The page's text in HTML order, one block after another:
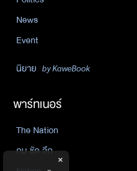
News
Event
นิยาย by KaweBook
พาร์ทเนอร์
The Nation
คม ชัด ลึก
×